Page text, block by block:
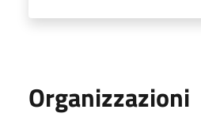
Organizzazioni